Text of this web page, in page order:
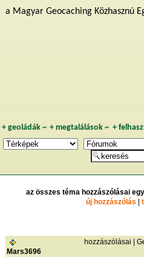
a Magyar Geocaching Közhasznú
+ geoládák~ +megtalálások ~ +
az összes téma hozzászólásai
új hozzászólás
Mars3696
hozzászólásai |